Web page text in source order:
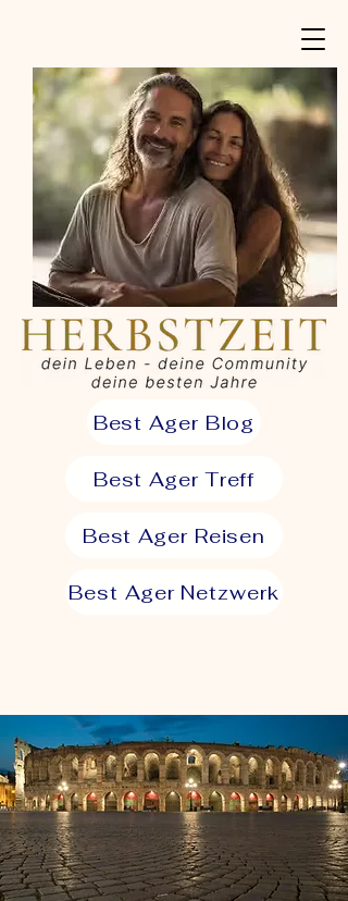
Best Ager Blog
Best Ager Treff
Best Ager Reisen
Best Ager Netzwerk